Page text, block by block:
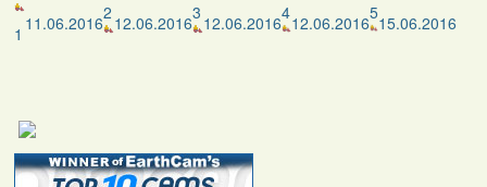
1 11.06.20162 12.06.20163 12.06.2016412.06.2016515.06.2016